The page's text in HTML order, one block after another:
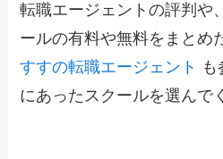
転職エージェントの評判や
ールの有料や無料をまとめ
すすの転職エージェント
にあったスクールを選んで